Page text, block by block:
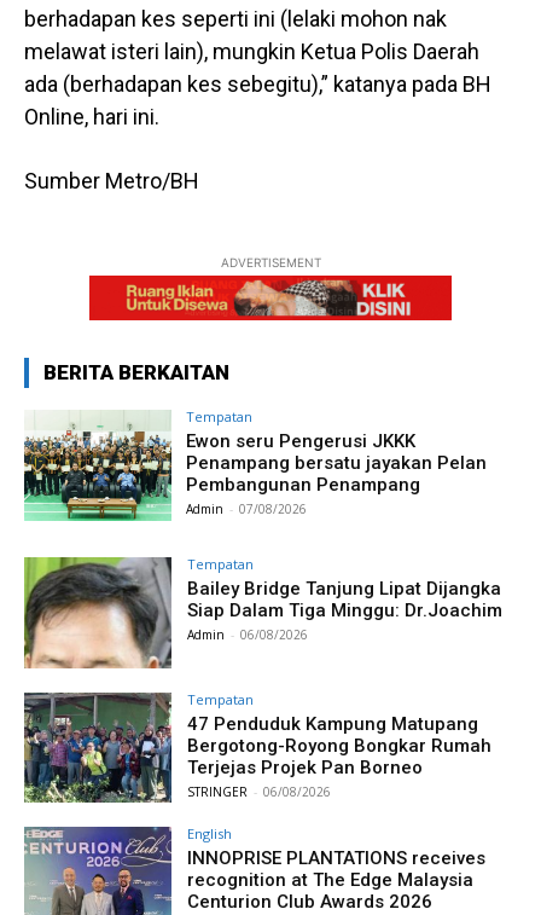
berhadapan kes seperti ini (lelaki mohon nak
melawat isteri lain), mungkin Ketua Polis Daerah
ada (berhadapan kes sebegitu),” katanya pada BH
Online, hari ini.
Sumber Metro/BH
ADVERTISEMENT
BERITA BERKAITAN
Tempatan
Ewon seru Pengerusi JKKK
Penampang bersatu jayakan Pelan
Pembangunan Penampang
Admin - 07/08/2026
Tempatan
Bailey Bridge Tanjung Lipat Dijangka
Siap Dalam Tiga Minggu: Dr.Joachim
Admin - 06/08/2026
Tempatan
47 Penduduk Kampung Matupang
Bergotong-Royong Bongkar Rumah
Terjejas Projek Pan Borneo
STRINGER - 06/08/2026
English
INNOPRISE PLANTATIONS receives
recognition at The Edge Malaysia
Centurion Club Awards 2026